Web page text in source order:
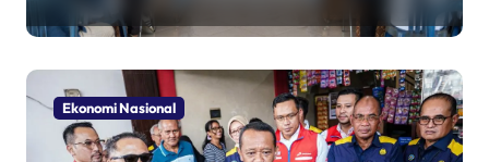
Ekonomi Nasional